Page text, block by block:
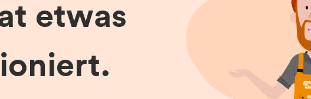
etwas